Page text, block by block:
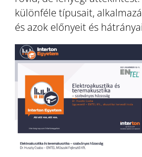
különféle típusait,
és azok előnyeit és